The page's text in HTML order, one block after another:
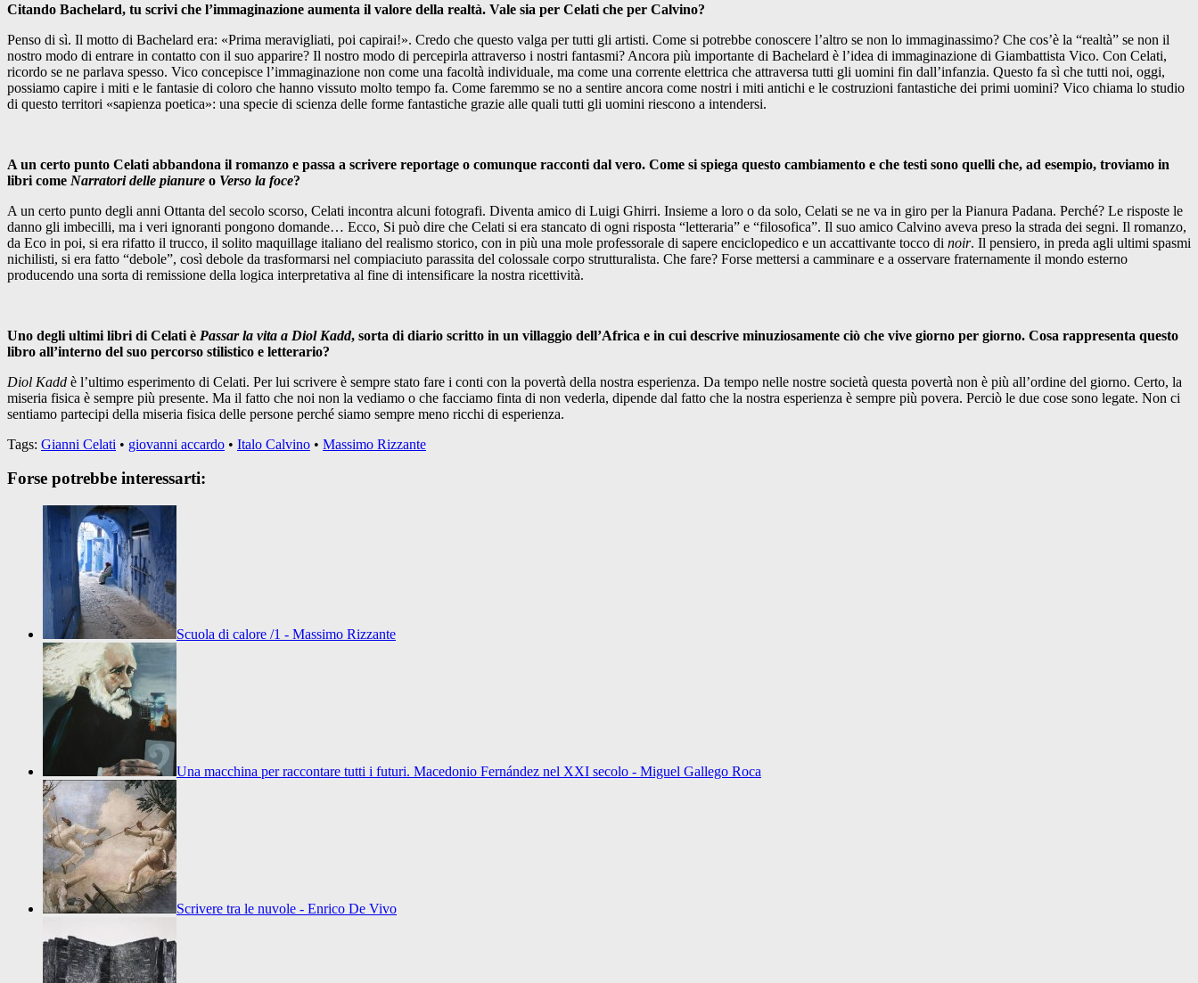
Citando Bachelard, tu scrivi che l’immaginazione aumenta il valore della realtà. Vale sia per Celati che per Calvino?
Penso di sì. Il motto di Bachelard era: «Prima meravigliati, poi capirai!». Credo che questo valga per tutti gli artisti. Come si potrebbe conoscere l’altro se non lo immaginassimo? Che cos’è la “realtà” se non il
nostro modo di entrare in contatto con il suo apparire? Il nostro modo di percepirla attraverso i nostri fantasmi? Ancora più importante di Bachelard è l’idea di immaginazione di Giambattista Vico. Con Celati,
ricordo se ne parlava spesso. Vico concepisce l’immaginazione non come una facoltà individuale, ma come una corrente elettrica che attraversa tutti gli uomini fin dall’infanzia. Questo fa sì che tutti noi, oggi,
possiamo capire i miti e le fantasie di coloro che hanno vissuto molto tempo fa. Come faremmo se no a sentire ancora come nostri i miti antichi e le costruzioni fantastiche dei primi uomini? Vico chiama lo studio
di questo territori «sapienza poetica»: una specie di scienza delle forme fantastiche grazie alle quali tutti gli uomini riescono a intendersi.
A un certo punto Celati abbandona il romanzo e passa a scrivere reportage o comunque racconti dal vero. Come si spiega questo cambiamento e che testi sono quelli che, ad esempio, troviamo in
libri come Narratori delle pianure o Verso la foce?
A un certo punto degli anni Ottanta del secolo scorso, Celati incontra alcuni fotografi. Diventa amico di Luigi Ghirri. Insieme a loro o da solo, Celati se ne va in giro per la Pianura Padana. Perché? Le risposte le
danno gli imbecilli, ma i veri ignoranti pongono domande… Ecco, Si può dire che Celati si era stancato di ogni risposta “letteraria” e “filosofica”. Il suo amico Calvino aveva preso la strada dei segni. Il romanzo,
da Eco in poi, si era rifatto il trucco, il solito maquillage italiano del realismo storico, con in più una mole professorale di sapere enciclopedico e un accattivante tocco di noir. Il pensiero, in preda agli ultimi spasmi
nichilisti, si era fatto “debole”, così debole da trasformarsi nel compiaciuto parassita del colossale corpo strutturalista. Che fare? Forse mettersi a camminare e a osservare fraternamente il mondo esterno
producendo una sorta di remissione della logica interpretativa al fine di intensificare la nostra ricettività.
Uno degli ultimi libri di Celati è Passar la vita a Diol Kadd, sorta di diario scritto in un villaggio dell’Africa e in cui descrive minuziosamente ciò che vive giorno per giorno. Cosa rappresenta questo
libro all’interno del suo percorso stilistico e letterario?
Diol Kadd è l’ultimo esperimento di Celati. Per lui scrivere è sempre stato fare i conti con la povertà della nostra esperienza. Da tempo nelle nostre società questa povertà non è più all’ordine del giorno. Certo, la
miseria fisica è sempre più presente. Ma il fatto che noi non la vediamo o che facciamo finta di non vederla, dipende dal fatto che la nostra esperienza è sempre più povera. Perciò le due cose sono legate. Non ci
sentiamo partecipi della miseria fisica delle persone perché siamo sempre meno ricchi di esperienza.
Tags: Gianni Celati • giovanni accardo • Italo Calvino • Massimo Rizzante
Forse potrebbe interessarti:
Scuola di calore /1 - Massimo Rizzante
Una macchina per raccontare tutti i futuri. Macedonio Fernández nel XXI secolo - Miguel Gallego Roca
Scrivere tra le nuvole - Enrico De Vivo